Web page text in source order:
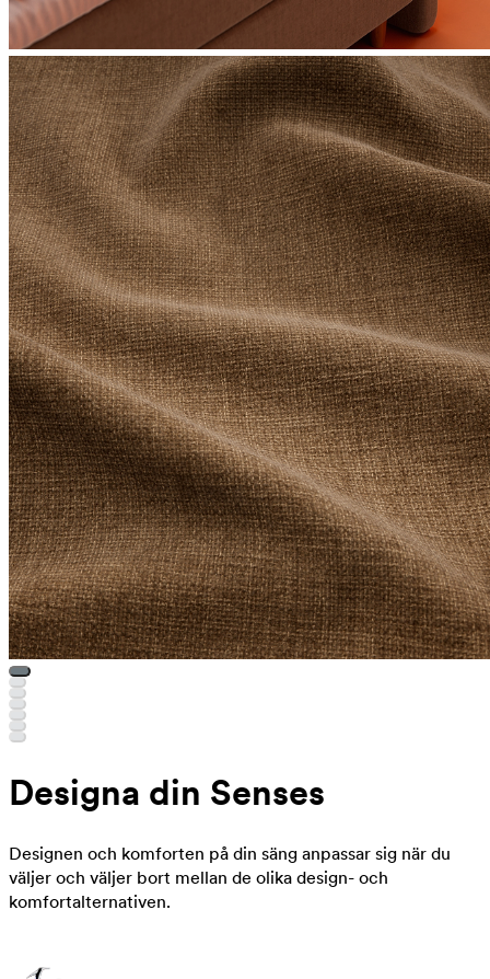
Designa din Senses
Designen och komforten på din säng anpassar sig när du
väljer och väljer bort mellan de olika design- och
komfortalternativen.